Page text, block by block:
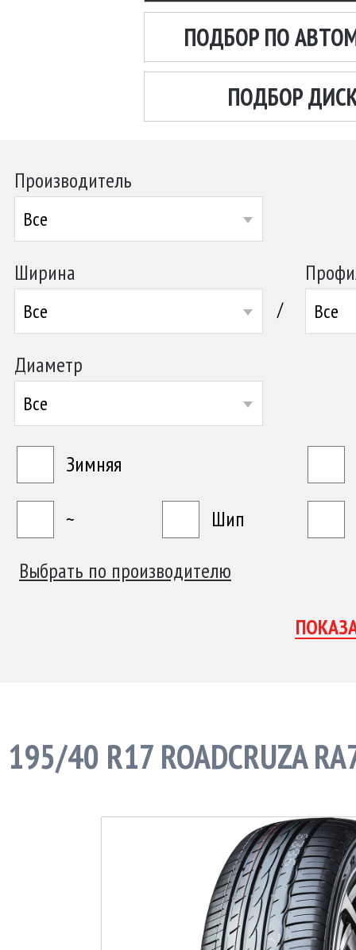
ПОДБОР ПО
ПОДБОР
Производитель
Все
Ширина
Все / Все
Диаметр
Все
Зимняя
~
Шип
Выбрать по производителю
195/40 R17 ROADCRUZA